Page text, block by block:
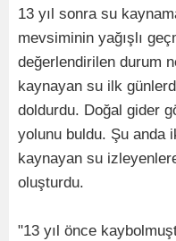
13 yıl sonra su
mevsiminin yağışlı
değerlendirilen durum
kaynayan su ilk
doldurdu. Doğal gider
yolunu buldu. Şu anda
kaynayan su
oluşturdu.
"13 yıl önce